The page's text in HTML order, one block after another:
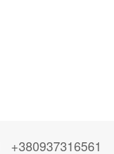
+380937316561